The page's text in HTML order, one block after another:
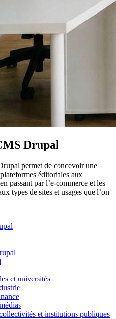
Drupal
permet de concevoir une
éditoriales aux
passant par l’e-commerce et les
types de sites et usages que l’on
et universités
et institutions publiques